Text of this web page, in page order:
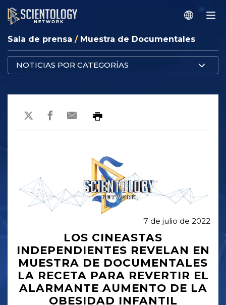
Sala de prensa / Muestra de Documentales
NOTICIAS POR CATEGORÍAS
7 de julio de 2022
LOS CINEASTAS
INDEPENDIENTES REVELAN EN
MUESTRA DE DOCUMENTALES
LA RECETA PARA REVERTIR EL
ALARMANTE AUMENTO DE LA
OBESIDAD INFANTIL